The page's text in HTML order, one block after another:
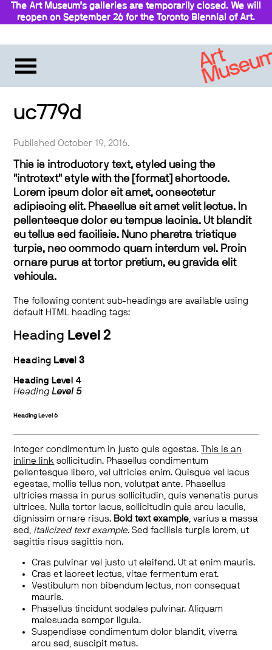
The Art Museum’s galleries are temporarily closed. We will
reopen on September 26 for the Toronto Biennial of Art.
uc779d
Published October 19, 2016.
This is introductory text, styled using the
"introtext" style with the [format] shortcode.
Lorem ipsum dolor sit amet, consectetur
adipiscing elit. Phasellus sit amet velit lectus. In
pellentesque dolor eu tempus lacinia. Ut blandit
eu tellus sed facilisis. Nunc pharetra tristique
turpis, nec commodo quam interdum vel. Proin
ornare purus at tortor pretium, eu gravida elit
vehicula.
The following content sub-headings are available using
default HTML heading tags:
Heading Level 2
Heading Level 3
Heading Level 4
HeadingLevel 5
Heading Level 6
Integer condimentum in justo quis egestas.
This is an
inline link sollicitudin. Phasellus condimentum
pellentesque libero, vel ultricies enim. Quisque vel lacus
egestas, mollis tellus non, volutpat ante. Phasellus
ultricies massa in purus sollicitudin, quis venenatis purus
ultrices. Nulla tortor lacus, sollicitudin quis arcu iaculis,
dignissim ornare risus. Bold text example, varius a massa
sed, italicized text example. Sed facilisis turpis lorem, ut
sagittis risus sagittis non.
Cras pulvinar vel justo ut eleifend. Ut at enim mauris.
Cras et laoreet lectus, vitae fermentum erat.
Vestibulum non bibendum lectus, non consequat
mauris.
Phasellus tincidunt sodales pulvinar. Aliquam
malesuada semper ligula.
Suspendisse condimentum dolor blandit, viverra
arcu sed, suscipit metus.